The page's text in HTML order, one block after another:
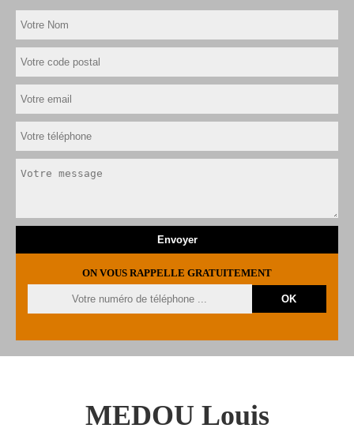
ON VOUS RAPPELLE GRATUITEMENT
MEDOU Louis